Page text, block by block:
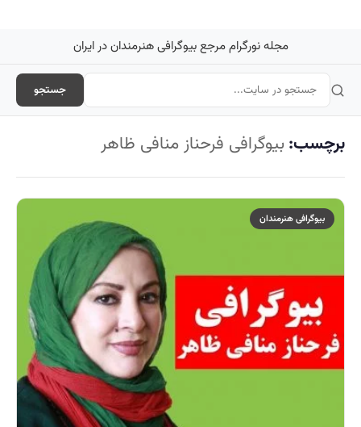
مجله نورگرام مرجع بیوگرافی هنرمندان در ایران
جستجو
برچسب: بیوگرافی فرحناز منافی ظاهر
بیوگرافی هنرمندان